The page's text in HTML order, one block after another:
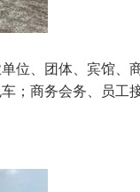
位、团体、宾馆
；商务会务、员